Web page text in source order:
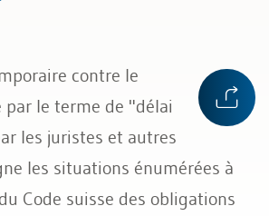
contre le
par le terme de "délai
les juristes et autres
les situations énumérées à
Code suisse des obligations